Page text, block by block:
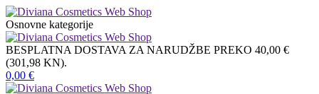
Osnovne kategorije
BESPLATNA DOSTAVA ZA NARUDŽBE PREKO 40,00 €
(301,98 KN).
0,00 €